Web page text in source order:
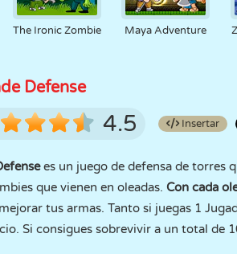
The Ironic Zombie Maya Adventure
Defense
4.5 Insertar
es un juego de defensa de torres
que vienen en oleadas. Con cada
tus armas. Tanto si juegas 1
Si consigues sobrevivir a un total de